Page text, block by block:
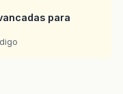
para